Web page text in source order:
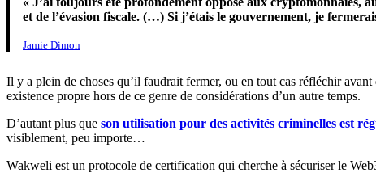
et de l’évasion fiscale. (…) Si j’étais le gouvernement, je
Jamie Dimon
Il y a plein de choses qu’il faudrait fermer, ou en tout cas réfléchir
existence propre hors de ce genre de considérations d’un autre temps.
D’autant plus que son utilisation pour des activités criminelles est
visiblement, peu importe…
Wakweli est un protocole de certification qui cherche à sécuriser le